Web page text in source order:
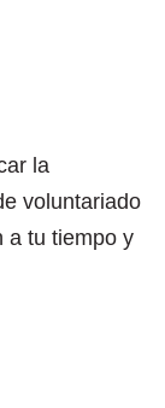
la
voluntariado
a tu tiempo y